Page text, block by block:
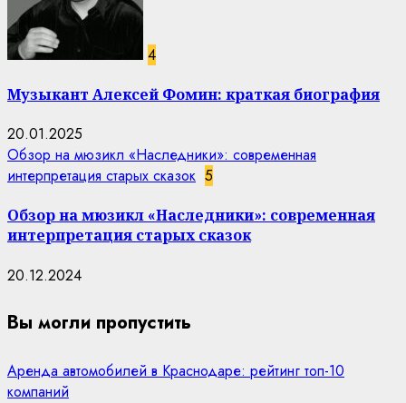
4
Музыкант Алексей Фомин: краткая биография
20.01.2025
Обзор на мюзикл «Наследники»: современная
интерпретация старых сказок 5
Обзор на мюзикл «Наследники»: современная
интерпретация старых сказок
20.12.2024
Вы могли пропустить
Аренда автомобилей в Краснодаре: рейтинг топ-10
компаний